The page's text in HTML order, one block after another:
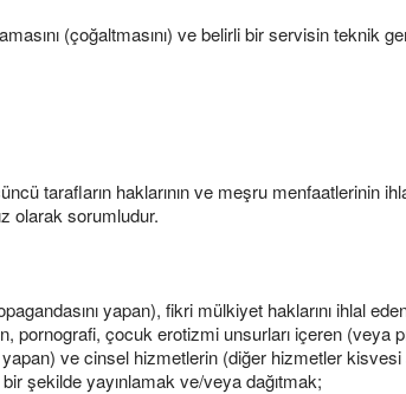
(çoğaltmasını) ve belirli bir servisin teknik
tarafların haklarının ve meşru menfaatlerinin
olarak sorumludur.
yapan), fikri mülkiyet haklarını ihlal
pornografi, çocuk erotizmi unsurları içeren (veya
ve cinsel hizmetlerin (diğer hizmetler kisvesi
şekilde yayınlamak ve/veya dağıtmak;